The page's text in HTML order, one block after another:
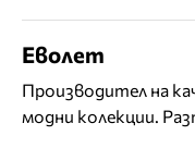
Еволет
Производител на
модни колекции.